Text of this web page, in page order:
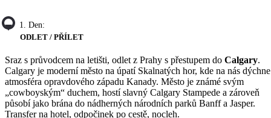
1. Den:
ODLET / PŘÍLET
Sraz s průvodcem na letišti, odlet z Prahy s přestupem do Calgary.
Calgary je moderní město na úpatí Skalnatých hor, kde na nás dýchne
atmosféra opravdového západu Kanady. Město je známé svým
„cowboyským“ duchem, hostí slavný Calgary Stampede a zároveň
působí jako brána do nádherných národních parků Banff a Jasper.
Transfer na hotel, odpočinek po cestě, nocleh.